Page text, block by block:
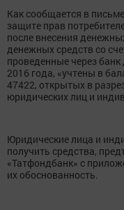
Как сообщается в
защите прав
после внесения
денежных средств со
проведенные через
2016 года, «учтены в
47422, открытых в
юридических лиц и
Юридические лица и
получить средства,
«Татфондбанк» с
их обоснованность.